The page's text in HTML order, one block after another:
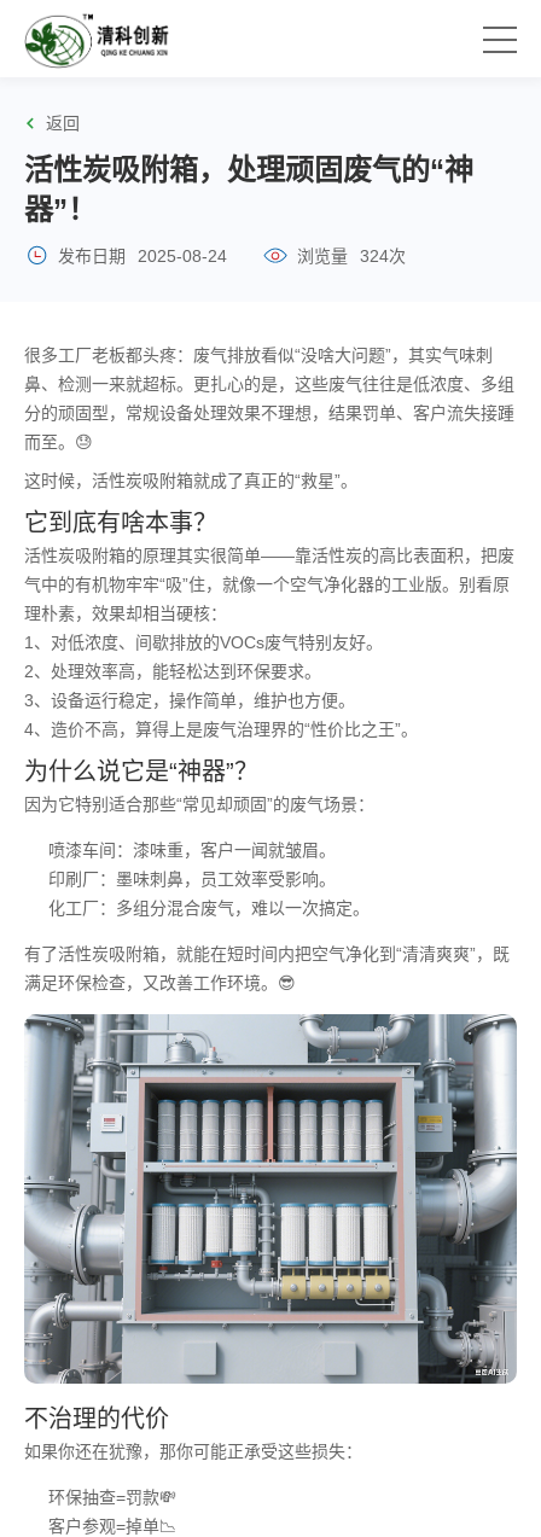
返回
活性炭吸附箱，处理顽固废气的“神
器”！
发布日期 2025-08-24 浏览量 324次
很多工厂老板都头疼：废气排放看似“没啥大问题”，其实气味刺
鼻、检测一来就超标。更扎心的是，这些废气往往是低浓度、多组
分的顽固型，常规设备处理效果不理想，结果罚单、客户流失接踵
而至。😓
这时候，活性炭吸附箱就成了真正的“救星”。
它到底有啥本事？
活性炭吸附箱的原理其实很简单——靠活性炭的高比表面积，把废
气中的有机物牢牢“吸”住，就像一个空气净化器的工业版。别看原
理朴素，效果却相当硬核：
1、对低浓度、间歇排放的VOCs废气特别友好。
2、处理效率高，能轻松达到环保要求。
3、设备运行稳定，操作简单，维护也方便。
4、造价不高，算得上是废气治理界的“性价比之王”。
为什么说它是“神器”？
因为它特别适合那些“常见却顽固”的废气场景：
喷漆车间：漆味重，客户一闻就皱眉。
印刷厂：墨味刺鼻，员工效率受影响。
化工厂：多组分混合废气，难以一次搞定。
有了活性炭吸附箱，就能在短时间内把空气净化到“清清爽爽”，既
满足环保检查，又改善工作环境。😎
不治理的代价
如果你还在犹豫，那你可能正承受这些损失：
环保抽查=罚款💸
客户参观=掉单📉